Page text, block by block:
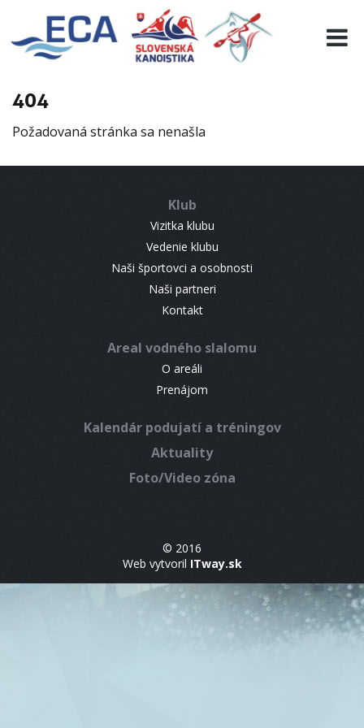
404
Požadovaná stránka sa nenašla
Klub
Vizitka klubu
Vedenie klubu
Naši športovci a osobnosti
Naši partneri
Kontakt
Areal vodného slalomu
O areáli
Prenájom
Kalendár podujatí a tréningov
Aktuality
Foto/Video zóna
© 2016
Web vytvoril ITway.sk
EURO 19
INFO
RESULTS
CONTACT